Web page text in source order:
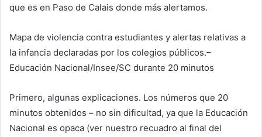
que es en Paso de Calais donde más alertamos.
Mapa de violencia contra estudiantes y alertas relativas a
la infancia declaradas por los colegios públicos.–
Educación Nacional/Insee/SC durante 20 minutos
Primero, algunas explicaciones. Los números que 20
minutos obtenidos – no sin dificultad, ya que la Educación
Nacional es opaca (ver nuestro recuadro al final del